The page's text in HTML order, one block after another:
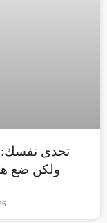
تحدى نفسك:
ولكن ضع
26